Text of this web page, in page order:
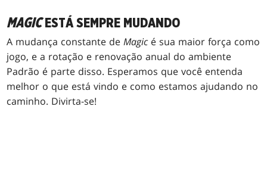
MAGICESTÁ SEMPRE MUDANDO
A mudança constante deMagic é sua maior força como
jogo, e a rotação e renovação anual do ambiente
Padrão é parte disso. Esperamos que você entenda
melhor o que está vindo e como estamos ajudando no
caminho. Divirta-se!